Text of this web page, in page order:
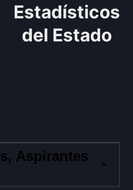
Estadísticos
del Estado
Aspirantes